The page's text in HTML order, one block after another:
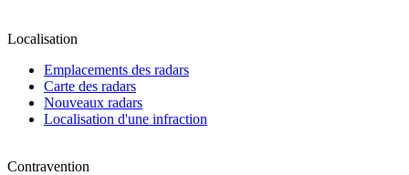
Localisation
Emplacements des radars
Carte des radars
Nouveaux radars
Localisation d'une infraction
Contravention